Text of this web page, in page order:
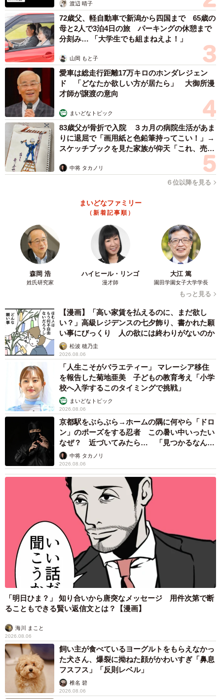
渡辺 晴子
72歳父、軽自動車で新潟から四国まで 65歳の
母と2人で3泊4日の旅 パーキングの休憩まで
分刻み… 「大学生でも組まねえよ！」
山岡 もと子
愛車は総走行距離17万キロのホンダレジェン
ド 「どなたか欲しい方が居たら」 大御所漫
才師が譲渡の意向
まいどなトピック
83歳父が骨折で入院 ３カ月の病院生活があま
りに退屈で「画用紙と色鉛筆持ってこい！」→
スケッチブックを見た家族が仰天「これ、売れ
中将 タカノリ
６位以降を見る
まいどなファミリー
（新着記事順）
森岡 浩
姓氏研究家
ハイヒール・リンゴ
漫才師
大江 篤
園田学園女子大学学長
もっと見る
【漫画】「高い家賃を払えるのに、まだ欲し
い？」高級レジデンスの七夕飾り、書かれた願
い事にびっくり 人の欲には終わりがないのか
松波 穂乃圭
2026.08.06
「人生こそがバラエティー」 マレーシア移住
を報告した菊地亜美 子どもの教育考え「小学
校へ入学するこのタイミングで挑戦」
まいどなトピック
2026.08.06
京都駅をぶらぶら→ホームの隅に何やら「ドロ
ン」のポーズをする忍者 この暑い中いったい
なぜ？ 近づいてみたら… 「見つかるなんて
未熟」中将 タカノリ
2026.08.06
「明日ひま？」 知り合いから唐突なメッセージ 用件次第で断
ることもできる賢い返信文とは？【漫画】
海川 まこと
2026.08.06
飼い主が食べているヨーグルトをもらえなかっ
た犬さん、爆裂に拗ねた顔がかわいすぎ「鼻息
フスフス」「反則レベル」
椎名 碧
2026.08.06